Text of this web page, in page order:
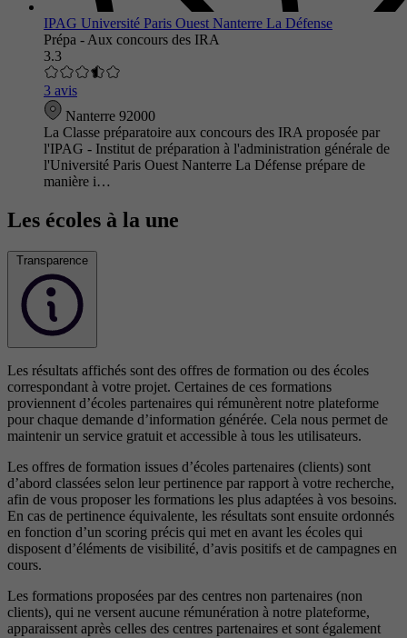
IPAG Université Paris Ouest Nanterre La Défense
Prépa - Aux concours des IRA
3.3
3 avis
Nanterre 92000
La Classe préparatoire aux concours des IRA proposée par
l'IPAG - Institut de préparation à l'administration générale de
l'Université Paris Ouest Nanterre La Défense prépare de
manière i…
Les écoles à la une
Transparence
Les résultats affichés sont des offres de formation ou des écoles
correspondant à votre projet. Certaines de ces formations
proviennent d’écoles partenaires qui rémunèrent notre plateforme
pour chaque demande d’information générée. Cela nous permet de
maintenir un service gratuit et accessible à tous les utilisateurs.
Les offres de formation issues d’écoles partenaires (clients) sont
d’abord classées selon leur pertinence par rapport à votre recherche,
afin de vous proposer les formations les plus adaptées à vos besoins.
En cas de pertinence équivalente, les résultats sont ensuite ordonnés
en fonction d’un scoring précis qui met en avant les écoles qui
disposent d’éléments de visibilité, d’avis positifs et de campagnes en
cours.
Les formations proposées par des centres non partenaires (non
clients), qui ne versent aucune rémunération à notre plateforme,
apparaissent après celles des centres partenaires et sont également